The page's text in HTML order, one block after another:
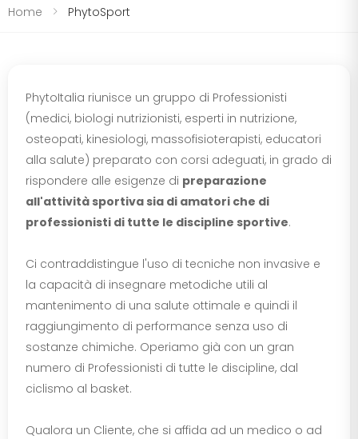
Home PhytoSport
PhytoItalia riunisce un gruppo di Professionisti
(medici, biologi nutrizionisti, esperti in nutrizione,
osteopati, kinesiologi, massofisioterapisti, educatori
alla salute) preparato con corsi adeguati, in grado di
rispondere alle esigenze di preparazione
all'attività sportiva sia di amatori che di
professionisti di tutte le discipline sportive.
Ci contraddistingue l'uso di tecniche non invasive e
la capacità di insegnare metodiche utili al
mantenimento di una salute ottimale e quindi il
raggiungimento di performance senza uso di
sostanze chimiche. Operiamo già con un gran
numero di Professionisti di tutte le discipline, dal
ciclismo al basket.
Qualora un Cliente, che si affida ad un medico o ad